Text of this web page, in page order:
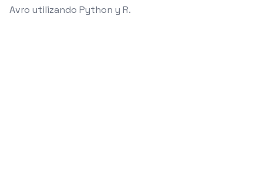
Avro utilizando Python y R.